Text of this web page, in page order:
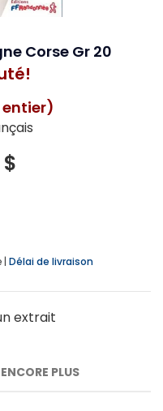
Corse Gr 20
entier)
| Délai de livraison
extrait
ENCORE PLUS